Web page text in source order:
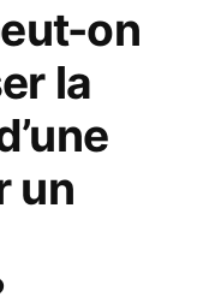
on
la
un